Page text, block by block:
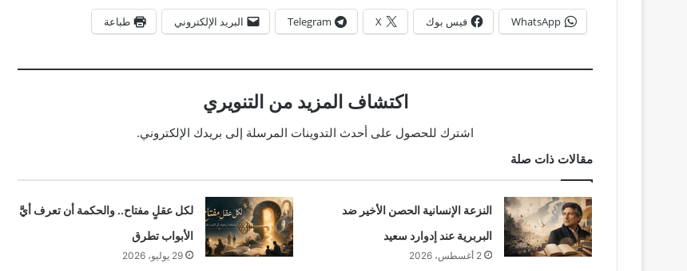
WhatsApp فيس بوك X
Telegram البريد الإلكتروني طباعة
اكتشاف المزيد من التنويري
اشترك للحصول على أحدث التدوينات المرسلة إلى بريدك الإلكتروني.
مقالات ذات صلة
النزعة الإنسانية الحصن الأخير ضد
البربرية عند إدوارد سعيد
2 أغسطس، 2026
لكل عقلٍ مفتاح.. والحكمة أن تعرف أيَّ
الأبواب تطرق
29 يوليو، 2026